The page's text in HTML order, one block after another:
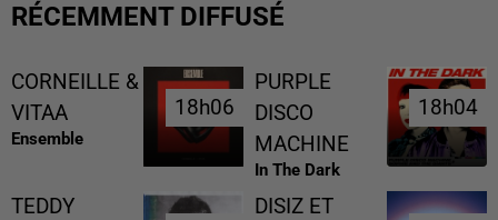
RÉCEMMENT DIFFUSÉ
CORNEILLE &
VITAA
Ensemble
18h06
18h06
PURPLE
DISCO
MACHINE
In The Dark
18h04
18h04
TEDDY
DISIZ ET